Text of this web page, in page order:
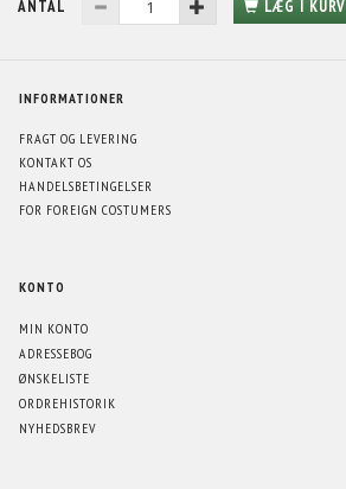
ANTAL LÆG I KURV
INFORMATIONER
FRAGT OG LEVERING
KONTAKT OS
HANDELSBETINGELSER
FOR FOREIGN COSTUMERS
KONTO
MIN KONTO
ADRESSEBOG
ØNSKELISTE
ORDREHISTORIK
NYHEDSBREV